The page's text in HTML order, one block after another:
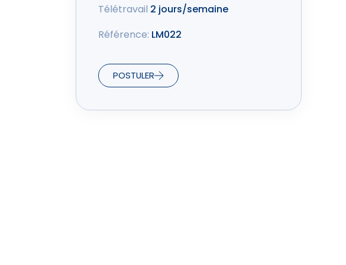
Télétravail 2 jours/semaine
Référence: LM022
POSTULER